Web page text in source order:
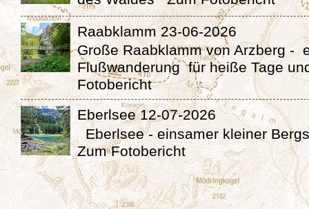
Raabklamm 23-06-2026
Große Raabklamm von Arzberg -
Flußwanderung für heiße Tage
Fotobericht
Eberlsee 12-07-2026
Eberlsee - einsamer kleiner
Zum Fotobericht